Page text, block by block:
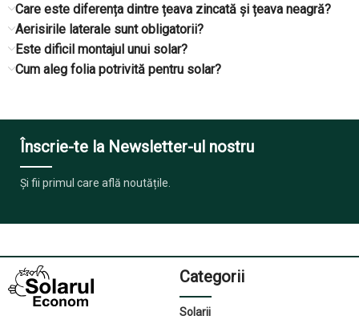
Care este diferența dintre țeava zincată și țeava neagră?
Aerisirile laterale sunt obligatorii?
Este dificil montajul unui solar?
Cum aleg folia potrivită pentru solar?
Înscrie-te la Newsletter-ul nostru
Și fii primul care află noutățile.
Categorii
Solarii